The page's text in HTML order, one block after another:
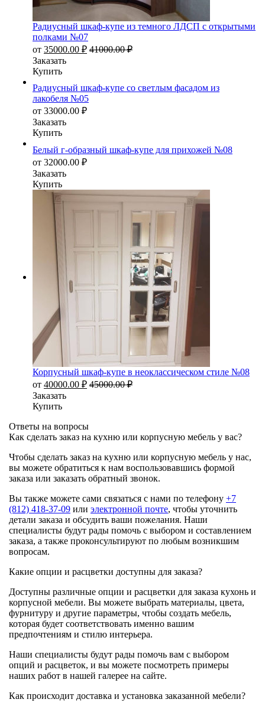
Радиусный шкаф-купе из темного ЛДСП с открытыми
полками №07
от 35000.00 ₽ 41000.00₽
Заказать
Купить
Радиусный шкаф-купе со светлым фасадом из
лакобеля №05
от 33000.00 ₽
Заказать
Купить
Белый г-образный шкаф-купе для прихожей №08
от 32000.00 ₽
Заказать
Купить
Корпусный шкаф-купе в неоклассическом стиле №08
от 40000.00 ₽ 45000.00₽
Заказать
Купить
Ответы на вопросы
Как сделать заказ на кухню или корпусную мебель у вас?
Чтобы сделать заказ на кухню или корпусную мебель у нас,
вы можете обратиться к нам воспользовавшись формой
заказа или заказать обратный звонок.
Вы также можете сами связаться с нами по телефону +7
(812) 418-37-09 или электронной почте, чтобы уточнить
детали заказа и обсудить ваши пожелания. Наши
специалисты будут рады помочь с выбором и составлением
заказа, а также проконсультируют по любым возникшим
вопросам.
Какие опции и расцветки доступны для заказа?
Доступны различные опции и расцветки для заказа кухонь и
корпусной мебели. Вы можете выбрать материалы, цвета,
фурнитуру и другие параметры, чтобы создать мебель,
которая будет соответствовать именно вашим
предпочтениям и стилю интерьера.
Наши специалисты будут рады помочь вам с выбором
опций и расцветок, и вы можете посмотреть примеры
наших работ в нашей галерее на сайте.
Как происходит доставка и установка заказанной мебели?